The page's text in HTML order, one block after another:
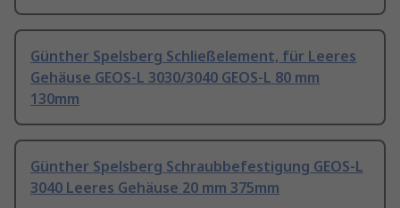
Günther Spelsberg Schließelement, für Leeres
Gehäuse GEOS-L 3030/3040 GEOS-L 80 mm
130mm
Günther Spelsberg Schraubbefestigung GEOS-L
3040 Leeres Gehäuse 20 mm 375mm